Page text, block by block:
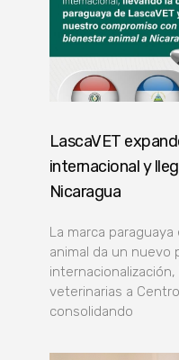
LascaVET
internacional y
Nicaragua
La marca
animal da un nuevo
veterinarias a
consolidando